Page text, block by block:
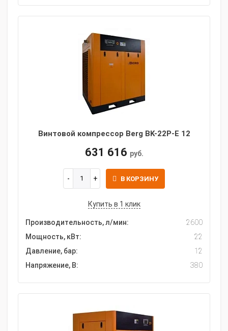
Винтовой компрессор Berg BK-22P-E 12
631 616 руб.
В КОРЗИНУ
Купить в 1 клик
Производительность, л/мин:
2600
Мощность, кВт:
22
Давление, бар:
12
Напряжение, В:
380